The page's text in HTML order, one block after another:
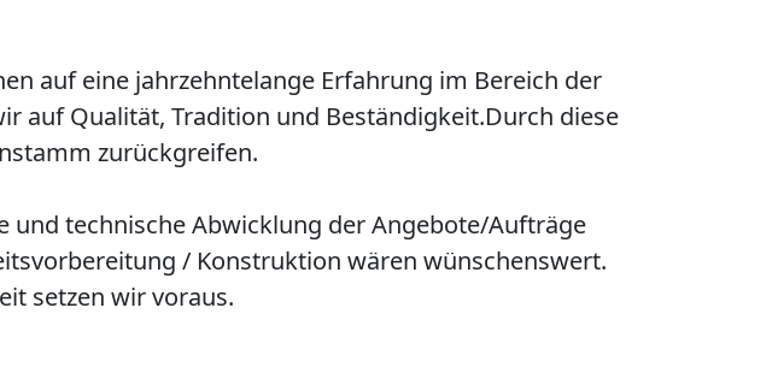
auf eine jahrzehntelange Erfahrung im Bereich der
auf Qualität, Tradition und Beständigkeit.Durch diese
zurückgreifen.
technische Abwicklung der Angebote/Aufträge
/ Konstruktion wären wünschenswert.
setzen wir voraus.